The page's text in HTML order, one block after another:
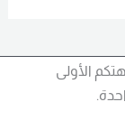
الأولى